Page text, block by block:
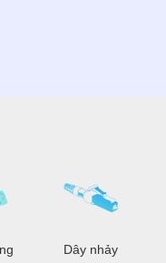
Dây nhảy